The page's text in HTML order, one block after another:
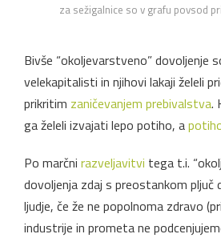
za sežigalnice so v grafu povsod
Bivše “okoljevarstveno” dovoljenje
velekapitalisti in njihovi lakaji želeli
prikritim zaničevanjem prebivalstva.
ga želeli izvajati lepo potiho, a
Po marčni razveljavitvi tega t.i.
dovoljenja zdaj s preostankom pljuč
ljudje, če že ne popolnoma zdravo
industrije in prometa ne